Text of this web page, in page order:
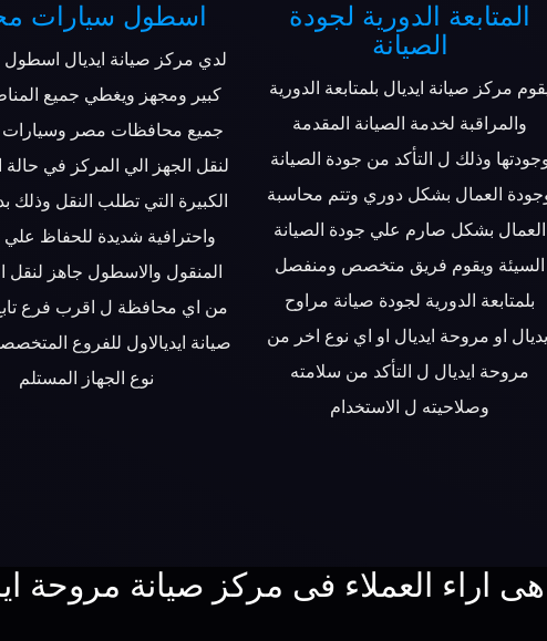
اسطول سيارات
لدي مركز صيانة ايديال
كبير ومجهز ويغطي جميع
جميع محافظات مصر
لنقل الجهز الي المركز في حالة
الكبيرة التي تطلب النقل وذلك
واحترافية شديدة للحفاظ علي
المنقول والاسطول جاهز لنقل
من اي محافظة ل اقرب فرع
صيانة ايديالاول للفروع
نوع الجهاز المستلم
المتابعة الدورية لجودة
الصيانة
مركز صيانة ايديال بلمتابعة الدورية
والمراقبة لخدمة الصيانة المقدمة
وذلك ل التأكد من جودة الصيانة
العمال بشكل دوري وتتم محاسبة
العمال بشكل صارم علي جودة الصيانة
السيئة ويقوم فريق متخصص ومنفصل
بلمتابعة الدورية لجودة صيانة مراوح
ايديال او مروحة ايديال او اي نوع اخر من
مروحة ايديال ل التأكد من سلامته
وصلاحيته ل الاستخدام
اراء العملاء فى مركز صيانة مروحة